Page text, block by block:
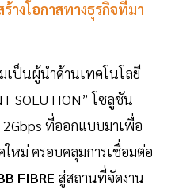
ร้างโอกาสทางธุรกิจที่มา
เป็นผู้นำด้านเทคโนโลยี
SOLUTION” โซลูชัน
2Gbps ที่ออกแบบมาเพื่อ
หม่ ครอบคลุมการเชื่อมต่อ
FIBRE สู่สถานที่จัดงาน